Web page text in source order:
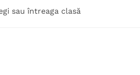
sau întreaga clasă